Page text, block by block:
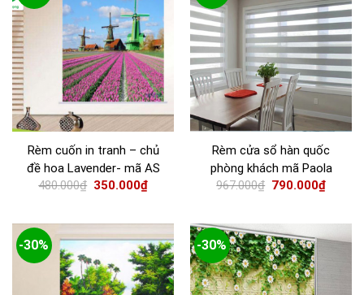
Rèm cuốn in tranh – chủ
đề hoa Lavender- mã AS
7840
480.000₫ 350.000₫
Rèm cửa sổ hàn quốc
phòng khách mã Paola
967.000₫ 790.000₫
-30% -30%